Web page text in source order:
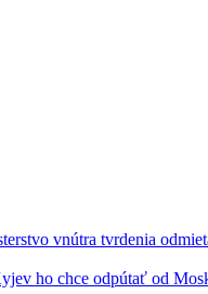
vnútra tvrdenia
ho chce odpútať od